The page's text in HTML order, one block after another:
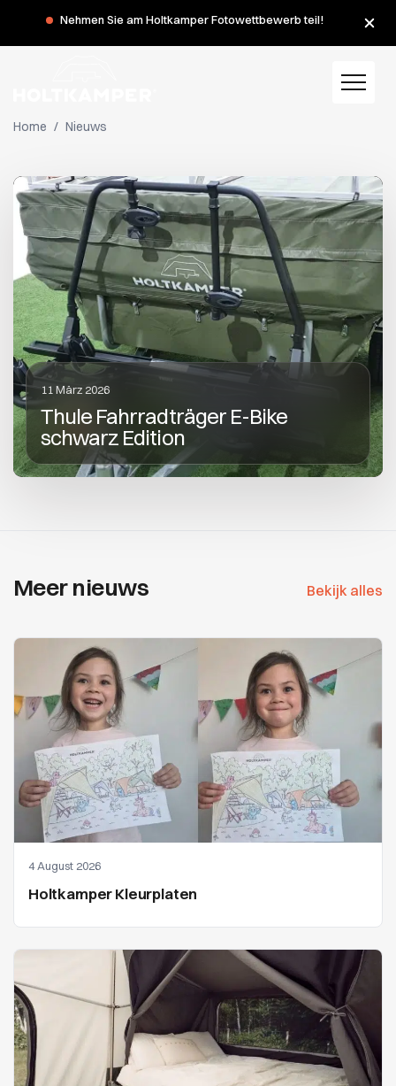
Nehmen Sie am Holtkamper Fotowettbewerb teil!
Home / Nieuws
11 März 2026
Thule Fahrradträger E-Bike
schwarz Edition
Meer nieuws Bekijk alles
4 August 2026
Holtkamper Kleurplaten